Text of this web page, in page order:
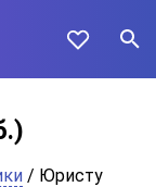
/ Юристу